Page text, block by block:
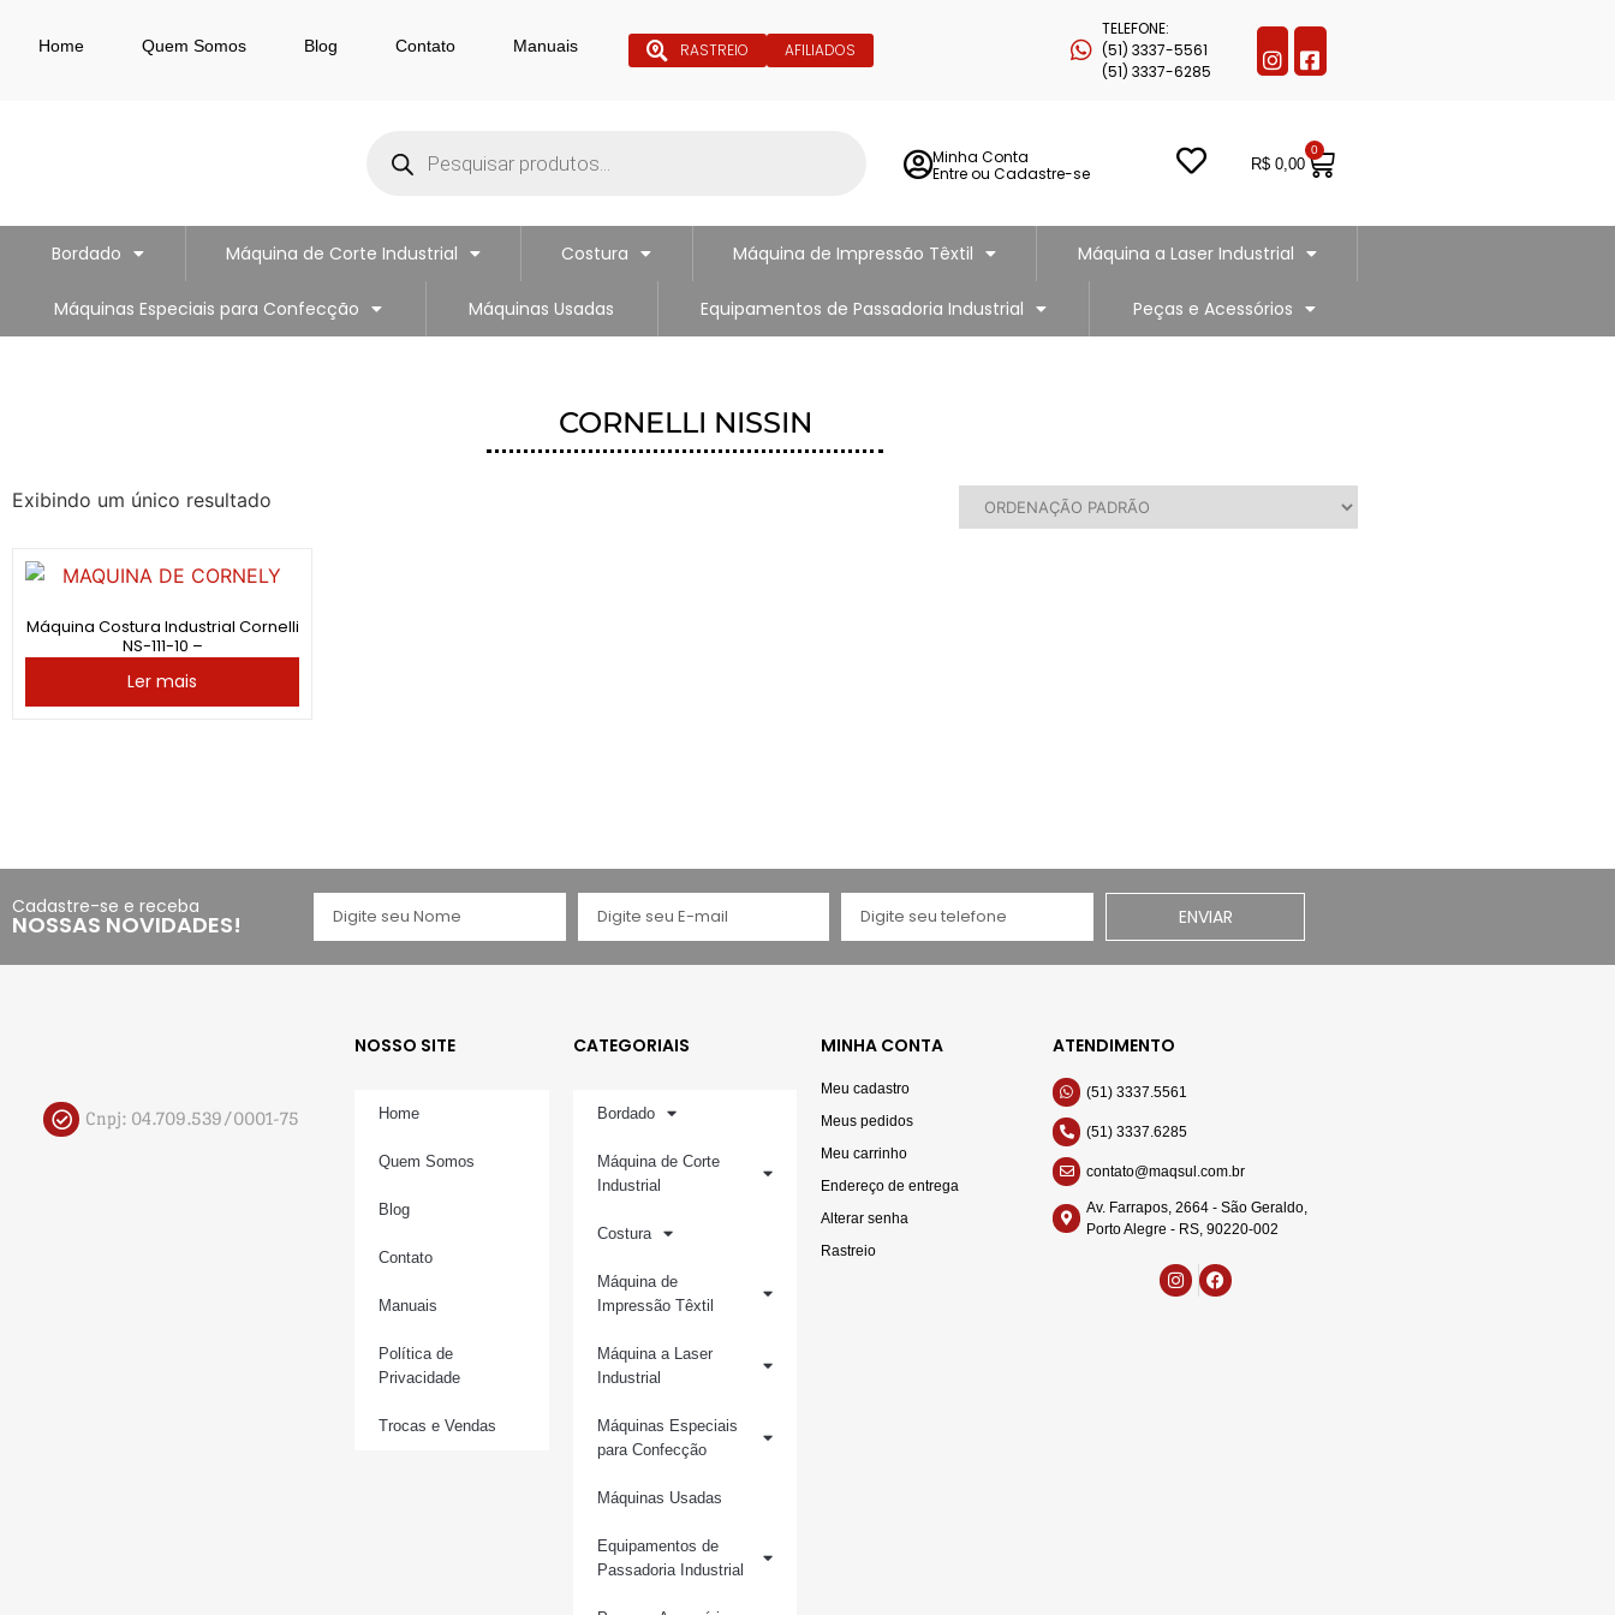
Home Quem Somos Blog Contato Manuais RASTREIO AFILIADOS
TELEFONE:
(51) 3337-5561
(51) 3337-6285
Minha Conta
Entre ou Cadastre-se
R$0,00
0
Bordado Máquina de Corte Industrial Costura Máquina de Impressão Têxtil Máquina a Laser Industrial
Máquinas Especiais para Confecção Máquinas Usadas Equipamentos de Passadoria Industrial Peças e Acessórios
CORNELLI NISSIN
Exibindo um único resultado
Máquina Costura Industrial Cornelli
NS-111-10 –
Ler mais
Cadastre-se e receba
NOSSAS NOVIDADES! ENVIAR
Cnpj: 04.709.539/0001-75
NOSSO SITE
Home
Quem Somos
Blog
Contato
Manuais
Política de
Privacidade
Trocas e Vendas
CATEGORIAIS
Bordado
Máquina de Corte
Industrial
Costura
Máquina de
Impressão Têxtil
Máquina a Laser
Industrial
Máquinas Especiais
para Confecção
Máquinas Usadas
Equipamentos de
Passadoria Industrial
MINHA CONTA
Meu cadastro
Meus pedidos
Meu carrinho
Endereço de entrega
Alterar senha
Rastreio
ATENDIMENTO
(51) 3337.5561
(51) 3337.6285
contato@maqsul.com.br
Av. Farrapos, 2664 - São Geraldo,
Porto Alegre - RS, 90220-002